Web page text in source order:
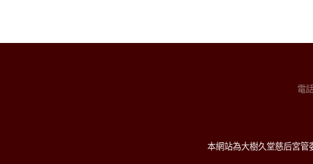
電
本網站為大樹久堂慈后宮管